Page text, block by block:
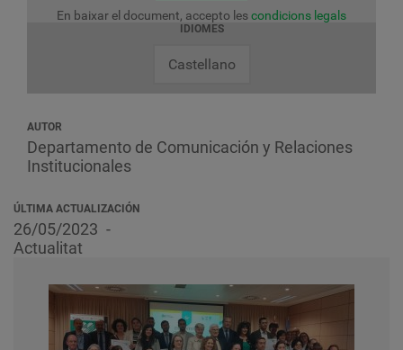
En baixar el document, accepto lescondicions legals
IDIOMES
Castellano
AUTOR
Departamento de Comunicación y Relaciones
Institucionales
ÚLTIMA ACTUALIZACIÓN
26/05/2023
Actualitat